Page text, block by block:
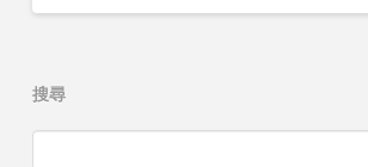
搜尋